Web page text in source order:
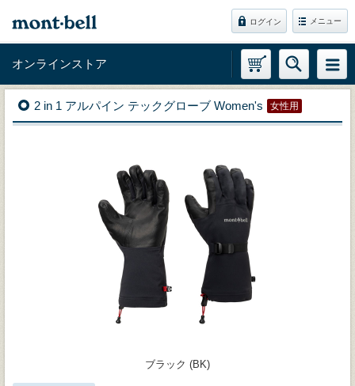
ログイン メニュー
オンラインストア
2 in 1 アルパイン テックグローブ Women's 女性用
ブラック (BK)